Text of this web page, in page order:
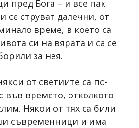
пред Бога – и все пак
се струват далечни, от
време, в което са
си на вярата и са се
за нея.
от светиите са по-
във времето, отколкото
Някои от тях са били
съвременници и има